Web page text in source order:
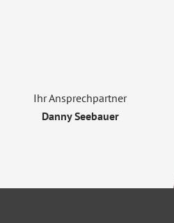
Ihr Ansprechpartner
Danny Seebauer